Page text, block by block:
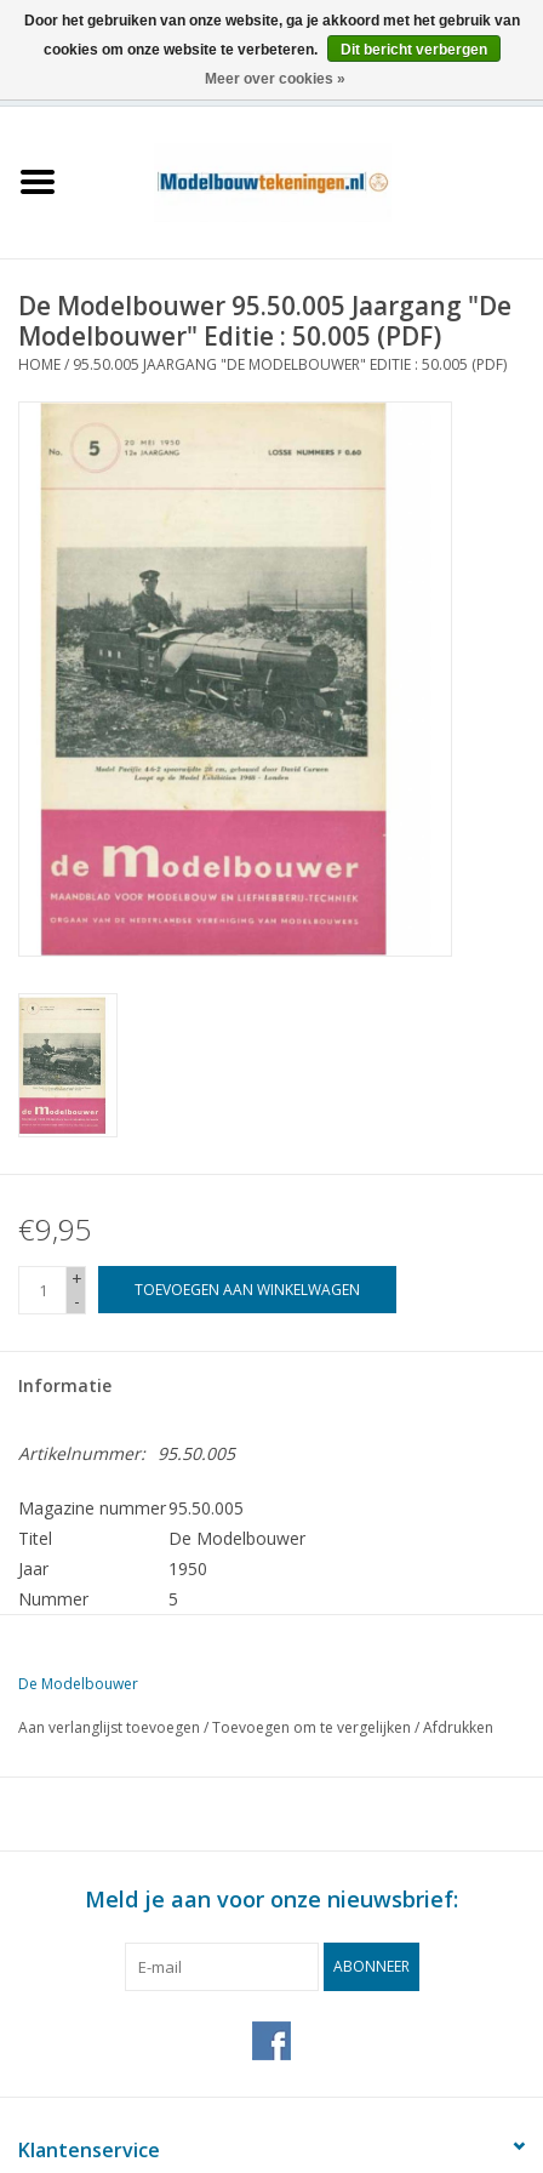
Schepen
Houtbouw
Machines
Tijdschriften
Nieuwe tekeningen
NIEUWE TIJDSCHRIFTEN
Bouwbeschrijvingen
De Modelbouwer 95.50.005 Jaargang "De
Modelbouwer" Editie : 50.005 (PDF)
HOME/ 95.50.005 JAARGANG "DE MODELBOUWER" EDITIE : 50.005 (PDF)
€9,95
+
-
TOEVOEGEN AAN WINKELWAGEN
Informatie
Artikelnummer: 95.50.005
Magazine nummer95.50.005
Titel
De Modelbouwer
Jaar
1950
Nummer
5
De Modelbouwer
Aan verlanglijst toevoegen /Toevoegen om te vergelijken /Afdrukken
Meld je aan voor onze nieuwsbrief:
ABONNEER
Klantenservice
Door het gebruiken van onze website, ga je akkoord met het gebruik van
cookies om onze website te verbeteren.
Dit bericht verbergen
Meer over cookies »